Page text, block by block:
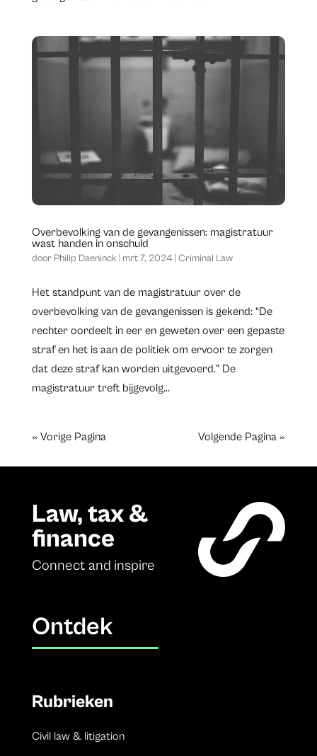
Overbevolking van de gevangenissen: magistratuur
wast handen in onschuld
door Philip Daeninck| mrt 7, 2024 Criminal Law
Het standpunt van de magistratuur over de
overbevolking van de gevangenissen is gekend: “De
rechter oordeelt in eer en geweten over een gepaste
straf en het is aan de politiek om ervoor te zorgen
dat deze straf kan worden uitgevoerd.” De
magistratuur treft bijgevolg...
« Vorige Pagina Volgende Pagina »
Law, tax &
finance
Connect and inspire
Ontdek
Rubrieken
Civil law & litigation